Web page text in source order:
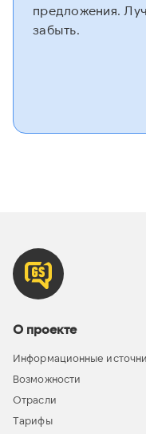
предложения.
забыть.
О проекте
Информационные
Возможности
Отрасли
Тарифы